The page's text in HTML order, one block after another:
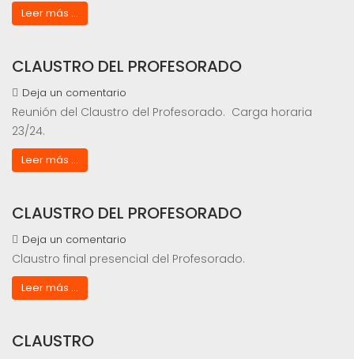
Leer más ...
CLAUSTRO DEL PROFESORADO
Deja un comentario
Reunión del Claustro del Profesorado. Carga horaria
23/24.
Leer más ...
CLAUSTRO DEL PROFESORADO
Deja un comentario
Claustro final presencial del Profesorado.
Leer más ...
CLAUSTRO